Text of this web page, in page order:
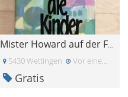
Mister Howard auf der Flucht
5430 Wettingen Vor einem Monat
Gratis